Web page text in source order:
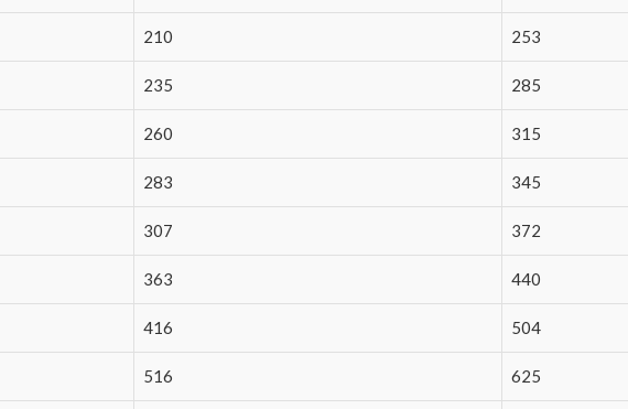
210 253
235 285
260 315
283 345
307 372
363 440
416 504
516 625